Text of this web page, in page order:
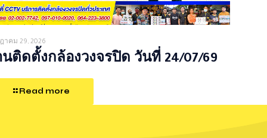
าคม 29, 2026
นติดตั้งกล้องวงจรปิด วันที่ 24/07/69
Read more